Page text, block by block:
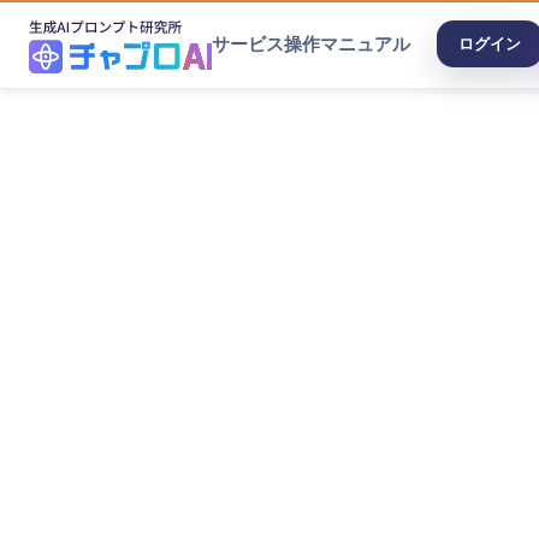
サービス操作マニュアル ログイン